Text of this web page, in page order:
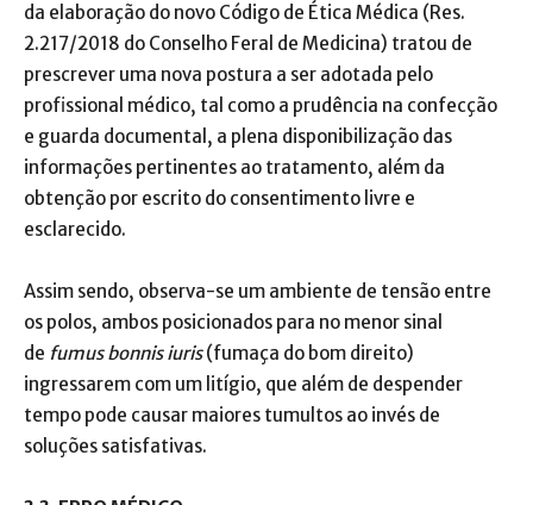
da elaboração do novo Código de Ética Médica (Res.
2.217/2018 do Conselho Feral de Medicina) tratou de
prescrever uma nova postura a ser adotada pelo
profissional médico, tal como a prudência na confecção
e guarda documental, a plena disponibilização das
informações pertinentes ao tratamento, além da
obtenção por escrito do consentimento livre e
esclarecido.
Assim sendo, observa-se um ambiente de tensão entre
os polos, ambos posicionados para no menor sinal
de fumus bonnis iuris(fumaça do bom direito)
ingressarem com um litígio, que além de despender
tempo pode causar maiores tumultos ao invés de
soluções satisfativas.